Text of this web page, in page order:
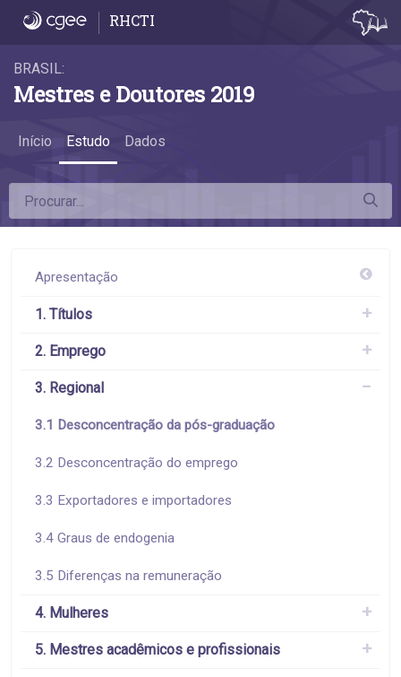
3.1 Desconcentração da pós-graduação -
RHCTI
BRASIL:
Mestres e Doutores 2019
Início Estudo Dados
Apresentação
1. Títulos
2. Emprego
3. Regional
3.1 Desconcentração da pós-graduação
3.2 Desconcentração do emprego
3.3 Exportadores e importadores
3.4 Graus de endogenia
3.5 Diferenças na remuneração
4. Mulheres
5. Mestres acadêmicos e profissionais